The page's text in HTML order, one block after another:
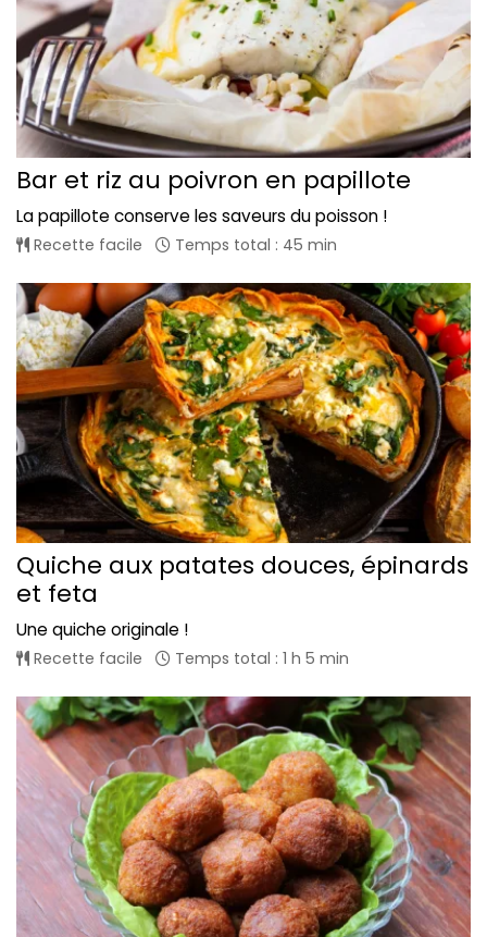
Bar et riz au poivron en papillote
La papillote conserve les saveurs du poisson !
Recette facile Temps total : 45 min
Quiche aux patates douces, épinards
et feta
Une quiche originale !
Recette facile Temps total : 1 h 5 min